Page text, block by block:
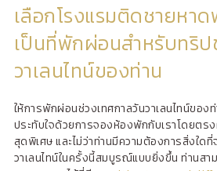
เลือกโรงแรมติดชายหาด
เป็นที่พักผ่อนสำหรับทริป
วาเลนไทน์ของท่าน
ให้การพักผ่อนช่วงเทศกาลวันวาเลนไทน์ของ
ประทับใจด้วยการจองห้องพักกับเราโดยตร
สุดพิเศษ และไม่ว่าท่านมีความต้องการสิ่งใดที่
วาเลนไทน์ในครั้งนี้สมบูรณ์แบบยิ่งขึ้น ท่านสา